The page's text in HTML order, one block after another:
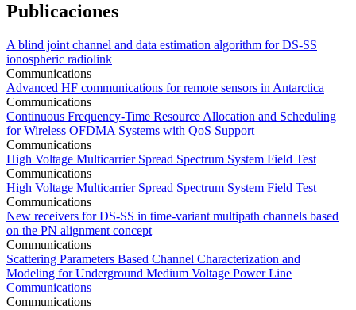
Publicaciones
A blind joint channel and data estimation algorithm for DS-SS
ionospheric radiolink
Communications
Advanced HF communications for remote sensors in Antarctica
Communications
Continuous Frequency-Time Resource Allocation and Scheduling
for Wireless OFDMA Systems with QoS Support
Communications
High Voltage Multicarrier Spread Spectrum System Field Test
Communications
High Voltage Multicarrier Spread Spectrum System Field Test
Communications
New receivers for DS-SS in time-variant multipath channels based
on the PN alignment concept
Communications
Scattering Parameters Based Channel Characterization and
Modeling for Underground Medium Voltage Power Line
Communications
Communications